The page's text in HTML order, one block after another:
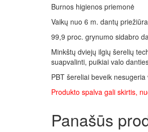
Burnos higienos priemonė
Vaikų nuo 6 m. dantų
99,9 proc. grynumo sidabro
Minkštų dviejų ilgių šerelių
suapvalinti, puikiai valo
PBT šereliai beveik
Produkto spalva gali skirtis,
Panašūs